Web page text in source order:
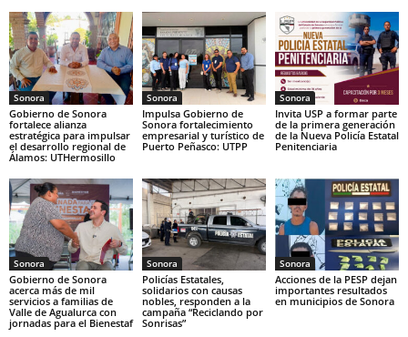
Sonora
Gobierno de Sonora
fortalece alianza
estratégica para impulsar
el desarrollo regional de
Álamos: UTHermosillo
Sonora
Impulsa Gobierno de
Sonora fortalecimiento
empresarial y turístico de
Puerto Peñasco: UTPP
Sonora
Invita USP a formar parte
de la primera generación
de la Nueva Policía Estatal
Penitenciaria
Sonora
Gobierno de Sonora
acerca más de mil
servicios a familias de
Valle de Agualurca con
jornadas para el Bienestaf
Sonora
Policías Estatales,
solidarios con causas
nobles, responden a la
campaña “Reciclando por
Sonrisas”
Sonora
Acciones de la PESP dejan
importantes resultados
en municipios de Sonora